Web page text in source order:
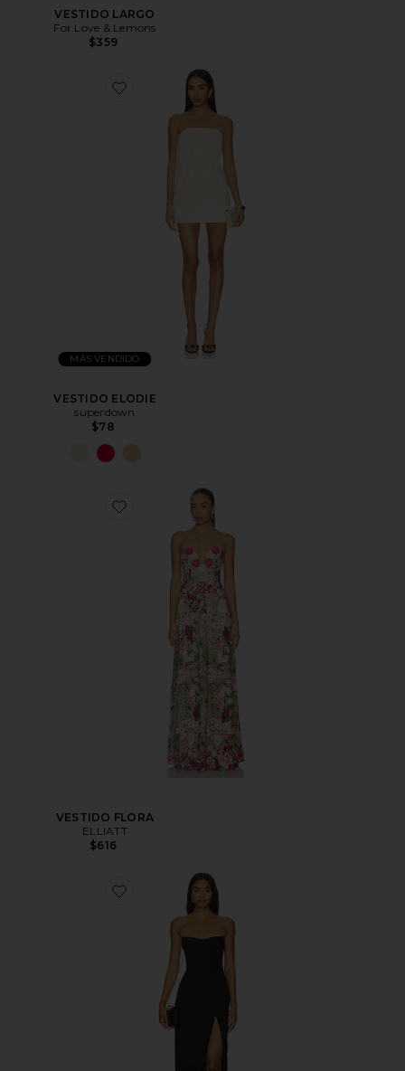
VESTIDO LARGO
For Love & Lemons
$359
MÁS VENDIDO
VESTIDO ELODIE
superdown
$78
VESTIDO FLORA
ELLIATT
$616